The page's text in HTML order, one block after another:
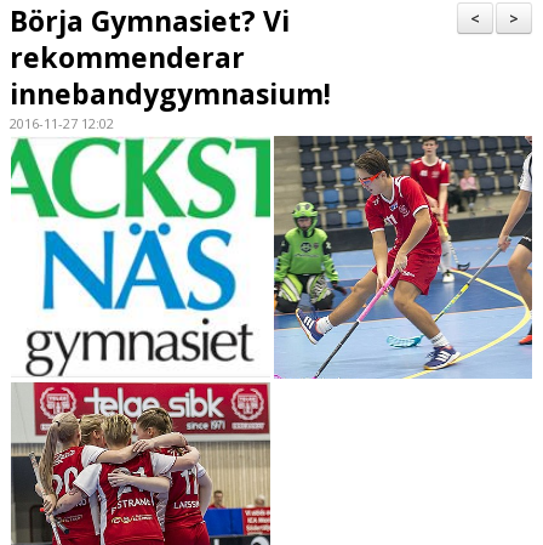
SPONSORER
MATCHSCHEMA
KÖP BILJETT
LEDIGA JOBB!
BILDGALLERI
EXTERNA LÄNKAR
SPELA INNEBANDY I TELGE
>
<
Börja Gymnasiet? Vi
rekommenderar
innebandygymnasium!
2016-11-27 12:02